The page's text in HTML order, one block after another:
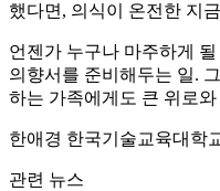
했다면, 의식이 온전한 지
언젠가 누구나 마주하게
의향서를 준비해두는 일.
하는 가족에게도 큰 위로
한애경 한국기술교육대학
관련 뉴스